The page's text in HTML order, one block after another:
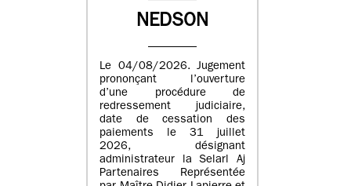
NEDSON
Le 04/08/2026. Jugement
prononçant l’ouverture
d’une procédure de
redressement judiciaire,
date de cessation des
paiements le 31 juillet
2026, désignant
administrateur la Selarl Aj
Partenaires Représentée